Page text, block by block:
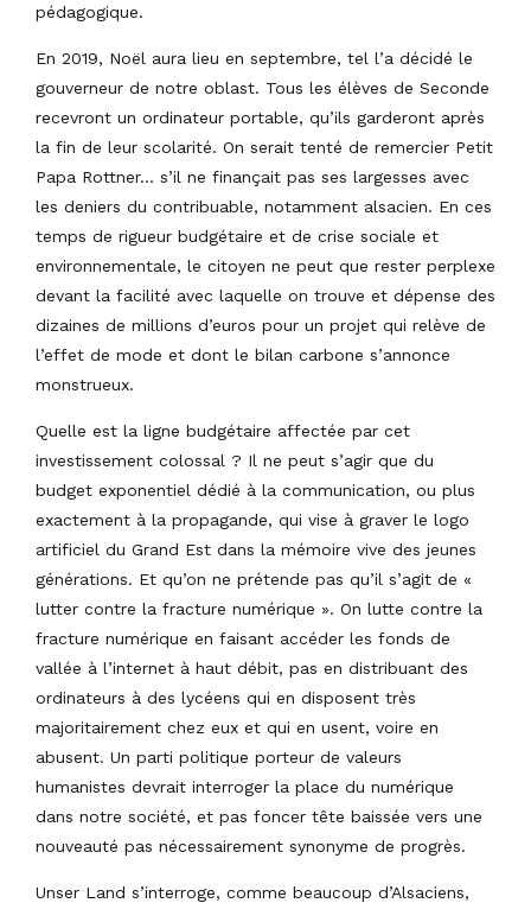
pédagogique.
En 2019, Noël aura lieu en septembre, tel l’a décidé le
gouverneur de notre oblast. Tous les élèves de Seconde
recevront un ordinateur portable, qu’ils garderont après
la fin de leur scolarité. On serait tenté de remercier Petit
Papa Rottner… s’il ne finançait pas ses largesses avec
les deniers du contribuable, notamment alsacien. En ces
temps de rigueur budgétaire et de crise sociale et
environnementale, le citoyen ne peut que rester perplexe
devant la facilité avec laquelle on trouve et dépense des
dizaines de millions d’euros pour un projet qui relève de
l’effet de mode et dont le bilan carbone s’annonce
monstrueux.
Quelle est la ligne budgétaire affectée par cet
investissement colossal ? Il ne peut s’agir que du
budget exponentiel dédié à la communication, ou plus
exactement à la propagande, qui vise à graver le logo
artificiel du Grand Est dans la mémoire vive des jeunes
générations. Et qu’on ne prétende pas qu’il s’agit de «
lutter contre la fracture numérique ». On lutte contre la
fracture numérique en faisant accéder les fonds de
vallée à l’internet à haut débit, pas en distribuant des
ordinateurs à des lycéens qui en disposent très
majoritairement chez eux et qui en usent, voire en
abusent. Un parti politique porteur de valeurs
humanistes devrait interroger la place du numérique
dans notre société, et pas foncer tête baissée vers une
nouveauté pas nécessairement synonyme de progrès.
Unser Land s’interroge, comme beaucoup d’Alsaciens,